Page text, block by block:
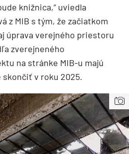
knižnica,“ uviedla
z MIB s tým, že začiatkom
úprava verejného priestoru
zverejneného
na stránke MIB-u majú
v roku 2025.